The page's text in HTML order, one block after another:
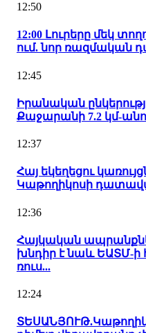
12:50
12:00 Լուրերը մեկ
ում. նոր ռազմական
12:45
Իրանական
Քաջարանի 7.2 կմ-
12:37
Հայ եկեղեցու
Կաթողիկոսի
12:36
Հայկական
խնդիր է նաև ԵԱՏՄ-ի
ռուս...
12:24